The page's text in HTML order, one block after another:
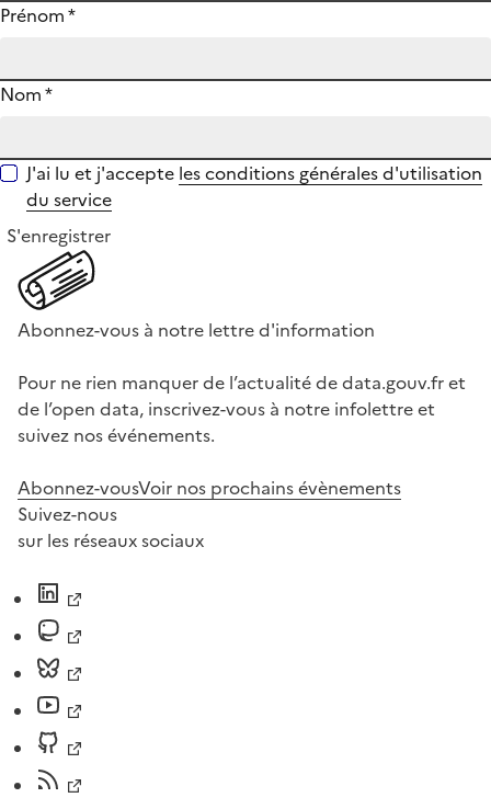
Prénom*
Nom*
J'ai lu et j'accepte les conditions générales d'utilisation
du service
S'enregistrer
Abonnez-vous à notre lettre d'information
Pour ne rien manquer de l’actualité de data.gouv.fr et
de l’open data, inscrivez-vous à notre infolettre et
suivez nos événements.
Abonnez-vousVoir nos prochains évènements
Suivez-nous
sur les réseaux sociaux